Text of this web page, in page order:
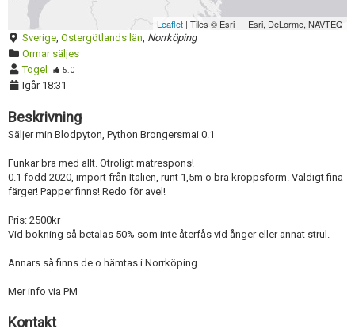
Leaflet | Tiles © Esri — Esri, DeLorme, NAVTEQ
Sverige, Östergötlands län, Norrköping
Ormar säljes
Togel
5.0
Igår 18:31
Beskrivning
Säljer min Blodpyton, Python Brongersmai 0.1
Funkar bra med allt. Otroligt matrespons!
0.1 född 2020, import från Italien, runt 1,5m o bra kroppsform. Väldigt fina
färger! Papper finns! Redo för avel!
Pris: 2500kr
Vid bokning så betalas 50% som inte återfås vid ånger eller annat strul.
Annars så finns de o hämtas i Norrköping.
Mer info via PM
Kontakt